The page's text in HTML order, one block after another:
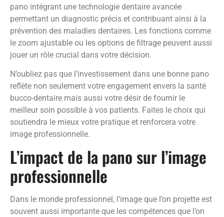
pano intégrant une technologie dentaire avancée
permettant un diagnostic précis et contribuant ainsi à la
prévention des maladies dentaires. Les fonctions comme
le zoom ajustable ou les options de filtrage peuvent aussi
jouer un rôle crucial dans votre décision.
N’oubliez pas que l’investissement dans une bonne pano
reflète non seulement votre engagement envers la santé
bucco-dentaire mais aussi votre désir de fournir le
meilleur soin possible à vos patients. Faites le choix qui
soutiendra le mieux votre pratique et renforcera votre
image professionnelle.
L’impact de la pano sur l’image
professionnelle
Dans le monde professionnel, l’image que l’on projette est
souvent aussi importante que les compétences que l’on